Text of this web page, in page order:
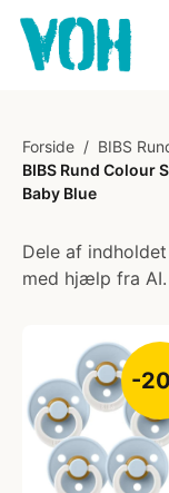
Forside / BIBS
BIBS Rund Colour
Baby Blue
Dele af
med hjælp fra AI.
-